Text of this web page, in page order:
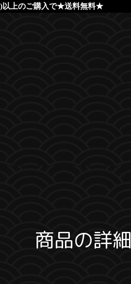
)以上のご購入で★送料無料★
商品の詳細